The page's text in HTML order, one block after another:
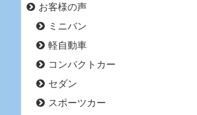
お客様の声
ミニバン
軽自動車
コンパクトカー
セダン
スポーツカー